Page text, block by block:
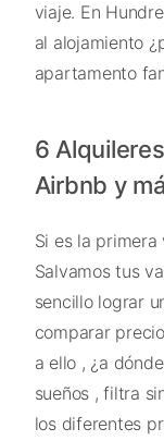
viaje. En
al alojamiento
apartamento
6
Airbnb y
Si es la
Salvamos tus
sencillo lograr
comparar
a ello , ¿a
sueños , filtra
los diferentes